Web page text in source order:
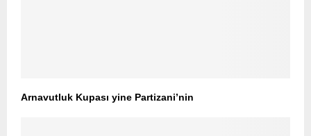
Arnavutluk Kupası yine Partizani’nin